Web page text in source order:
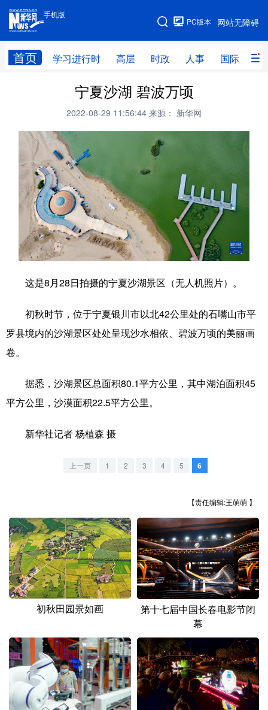
手机版
网站无障碍
PC版本
首页 学习进行时 高层 时政 人事 国际 财
手机版
网站地图
高层 时政
财经 网评
台湾 全球连线 教育
科技
文化 书画 军事
访谈 视频 政务
法律 中央文件 金融 汽车
学术中国 乡村振兴 银龄 溯源中国
城市 旅游 能源 会展
彩票 娱乐 时尚 悦读
文化产业
地方频道
天津 河北
浙江 安徽 福建 江西
山东 河南 湖北 湖南
广东 广西 海南 重庆
四川 贵州 云南 西藏
陕西 甘肃 青海 宁夏
新疆 内蒙古 黑龙江
多语种频道
宁夏沙湖 碧波万顷
2022-08-29 11:56:44 来源： 新华网
这是8月28日拍摄的宁夏沙湖景区（无人机照片）。
初秋时节，位于宁夏银川市以北42公里处的石嘴山市平
罗县境内的沙湖景区处处呈现沙水相依、碧波万顷的美丽画
卷。
据悉，沙湖景区总面积80.1平方公里，其中湖泊面积45
平方公里，沙漠面积22.5平方公里。
新华社记者 杨植森 摄
上一页 1 2 3 4 5 6
【责任编辑:王萌萌 】
初秋田园景如画
第十七届中国长春电影节闭
幕